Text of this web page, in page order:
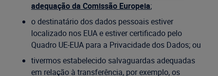
adequação da Comissão Europeia;
o destinatário dos dados pessoais estiver
localizado nos EUA e estiver certificado pelo
Quadro UE-EUA para a Privacidade dos Dados; ou
tivermos estabelecido salvaguardas adequadas
em relação à transferência, por exemplo, os